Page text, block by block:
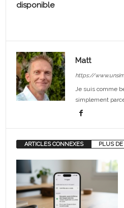
disponible
Matt
https://
Je suis comme
simplement
ARTICLES CONNEXES PLUS